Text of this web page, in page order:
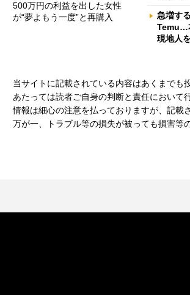
500万円の利益を出した女性
が“夢よもう一度”と再購入
急増す
Temu…
現地人
当サイトに記載されている内容はあくまでも
あたっては読者ご自身の判断と責任において
情報は細心の注意を払っておりますが、記載
万が一、トラブル等の損失が被っても損害等